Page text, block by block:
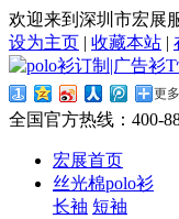
欢迎来到深圳市宏展
设为主页 | 收藏本站 |
更多
全国官方热线： 400-
宏展首页
丝光棉polo衫
长袖 短袖